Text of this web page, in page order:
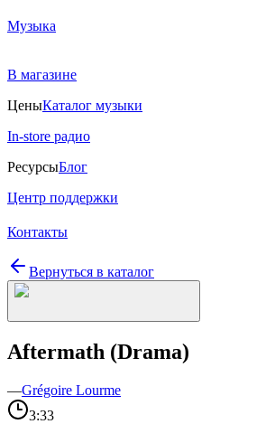
Музыка
В магазине
ЦеныКаталог музыки
In-store радио
РесурсыБлог
Центр поддержки
Контакты
Вернуться в каталог
Aftermath (Drama)
—Grégoire Lourme
3:33